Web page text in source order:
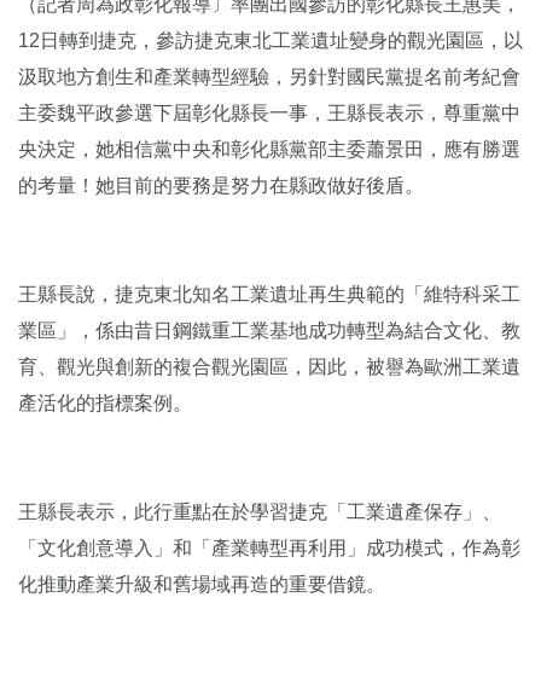
12日轉到捷克，參訪捷克東北工業遺址變身的觀光園區，以
汲取地方創生和產業轉型經驗，另針對國民黨提名前考紀會
主委魏平政參選下屆彰化縣長一事，王縣長表示，尊重黨中
央決定，她相信黨中央和彰化縣黨部主委蕭景田，應有勝選
的考量！她目前的要務是努力在縣政做好後盾。
王縣長說，捷克東北知名工業遺址再生典範的「維特科采工
業區」，係由昔日鋼鐵重工業基地成功轉型為結合文化、教
育、觀光與創新的複合觀光園區，因此，被譽為歐洲工業遺
產活化的指標案例。
王縣長表示，此行重點在於學習捷克「工業遺產保存」、
「文化創意導入」和「產業轉型再利用」成功模式，作為彰
化推動產業升級和舊場域再造的重要借鏡。